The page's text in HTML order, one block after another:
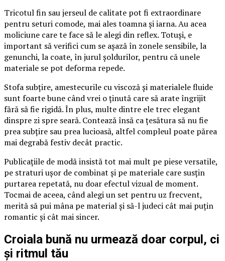
Tricotul fin sau jerseul de calitate pot fi extraordinare
pentru seturi comode, mai ales toamna și iarna. Au acea
moliciune care te face să le alegi din reflex. Totuși, e
important să verifici cum se așază în zonele sensibile, la
genunchi, la coate, în jurul șoldurilor, pentru că unele
materiale se pot deforma repede.
Stofa subțire, amestecurile cu viscoză și materialele fluide
sunt foarte bune când vrei o ținută care să arate îngrijit
fără să fie rigidă. În plus, multe dintre ele trec elegant
dinspre zi spre seară. Contează însă ca țesătura să nu fie
prea subțire sau prea lucioasă, altfel compleul poate părea
mai degrabă festiv decât practic.
Publicațiile de modă insistă tot mai mult pe piese versatile,
pe straturi ușor de combinat și pe materiale care susțin
purtarea repetată, nu doar efectul vizual de moment.
Tocmai de aceea, când alegi un set pentru uz frecvent,
merită să pui mâna pe material și să-l judeci cât mai puțin
romantic și cât mai sincer.
Croiala bună nu urmează doar corpul, ci
și ritmul tău